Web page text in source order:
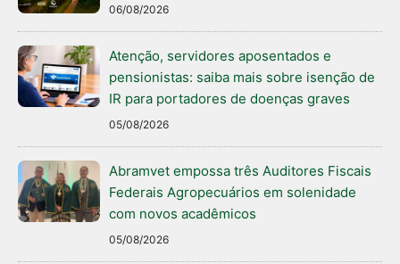
06/08/2026
Atenção, servidores aposentados e
pensionistas: saiba mais sobre isenção de
IR para portadores de doenças graves
05/08/2026
Abramvet empossa três Auditores Fiscais
Federais Agropecuários em solenidade
com novos acadêmicos
05/08/2026